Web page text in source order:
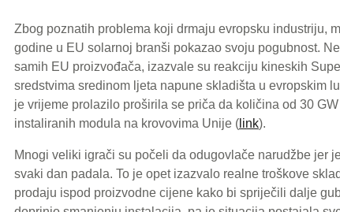
Zbog poznatih problema koji drmaju evropsku industriju,
godine u EU solarnoj branši pokazao svoju pogubnost.
samih EU proizvođača, izazvale su reakciju kineskih
sredstvima sredinom ljeta napune skladišta u evropskim
je vrijeme prolazilo proširila se priča da količina od 30
instaliranih modula na krovovima Unije ( link).
Mnogi veliki igrači su počeli da odugovlače narudžbe jer
svaki dan padala. To je opet izazvalo realne troškove
prodaju ispod proizvodne cijene kako bi spriječili dalje